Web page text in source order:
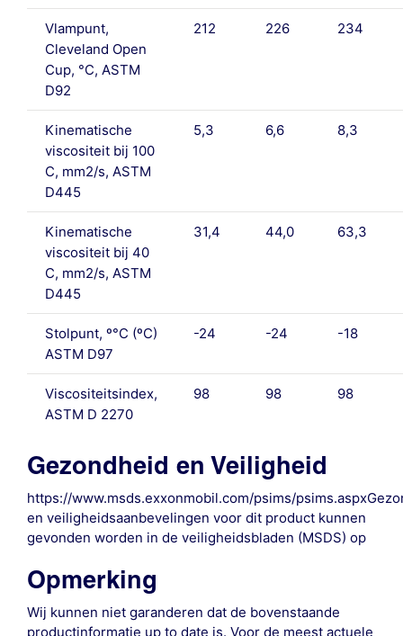
Vlampunt,
Cleveland Open
Cup, °C, ASTM
D92
212 226 234
Kinematische
viscositeit bij 100
C, mm2/s, ASTM
D445
5,3 6,6 8,3
Kinematische
viscositeit bij 40
C, mm2/s, ASTM
D445
31,4 44,0 63,3
Stolpunt, º°C (ºC)
ASTM D97
-24 -24 -18
Viscositeitsindex,
ASTM D 2270
98 98 98
Gezondheid en Veiligheid
https://www.msds.exxonmobil.com/psims/
en veiligheidsaanbevelingen voor dit product kunnen
gevonden worden in de veiligheidsbladen (MSDS) op
Opmerking
Wij kunnen niet garanderen dat de bovenstaande
productinformatie up to date is. Voor de meest actuele